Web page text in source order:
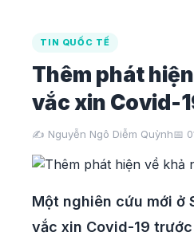
TIN QUỐC TẾ
Thêm phát
vắc xin Covid-
✍️ Nguyễn Ngô Diễm Quỳnh📅
Một nghiên cứu mới ở
vắc xin Covid-19